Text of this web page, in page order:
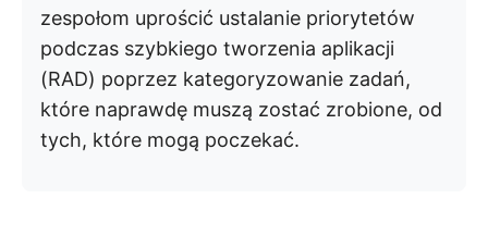
zespołom uprościć ustalanie priorytetów
podczas szybkiego tworzenia aplikacji
(RAD) poprzez kategoryzowanie zadań,
które naprawdę muszą zostać zrobione, od
tych, które mogą poczekać.